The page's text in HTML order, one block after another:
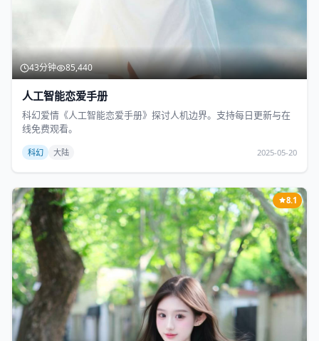
43分钟 85,440
人工智能恋爱手册
科幻爱情《人工智能恋爱手册》探讨人机边界。支持每日更新与在
线免费观看。
科幻 大陆 2025-05-20
8.1